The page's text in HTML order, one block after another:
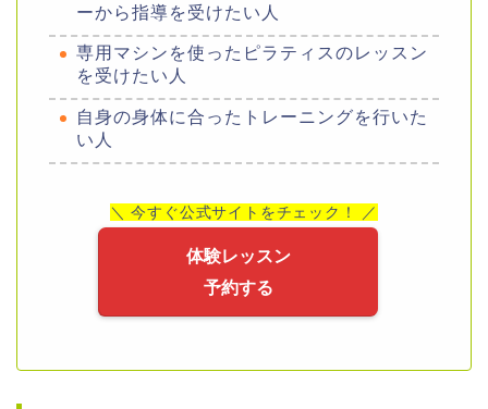
ーから指導を受けたい人
専用マシンを使ったピラティスのレッスン
を受けたい人
自身の身体に合ったトレーニングを行いた
い人
＼ 今すぐ公式サイトをチェック！ ／
体験レッスン
予約する